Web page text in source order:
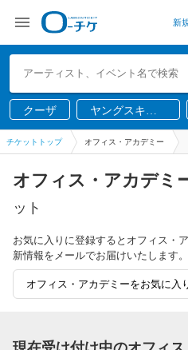
新
クーザ
ヤングスキニ
ー
チケットトップ オフィス・アカデミー
オフィス・アカデミ
ット
お気に入りに登録するとオフィス・
新情報をメールでお届けいたします。
オフィス・アカデミーをお気に入